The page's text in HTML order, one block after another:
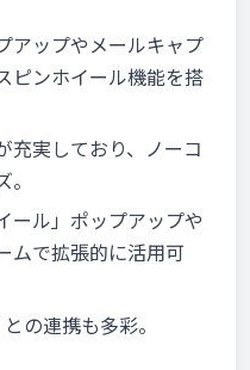
アップやメールキャプ
ピンホイール機能を搭
充実しており、ノーコ
ール」ポップアップや
ムで拡張的に活用可
の連携も多彩。